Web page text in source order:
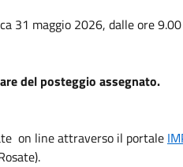
31 maggio 2026, dalle ore
del posteggio assegnato.
on line attraverso il portale